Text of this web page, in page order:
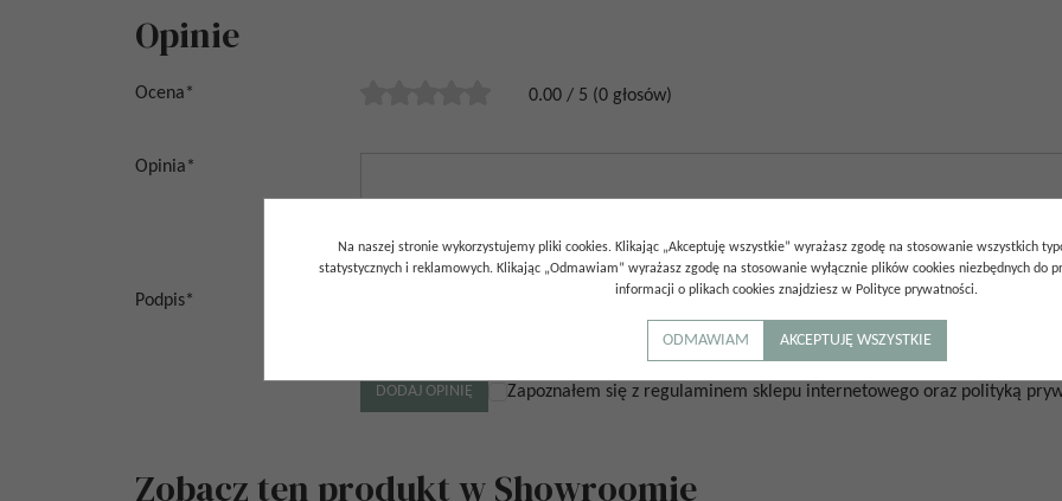
Opinie
Ocena* 0.00 / 5 (0 głosów)
Opinia*
Podpis*
Zapoznałem się z regulaminem sklepu internetowego oraz polityką
Zobacz ten produkt w Showroomie
Na naszej stronie wykorzystujemy pliki cookies. Klikając „Akceptuję wszystkie” wyrażasz zgodę na stosowanie wszystkich
statystycznych i reklamowych. Klikając „Odmawiam” wyrażasz zgodę na stosowanie wyłącznie plików cookies niezbędnych do
informacji o plikach cookies znajdziesz w Polityce prywatności.
ODMAWIAM AKCEPTUJĘ WSZYSTKIE